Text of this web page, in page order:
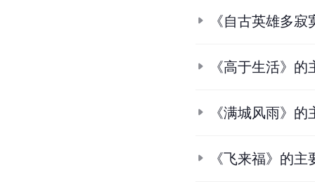
《自古英雄多
《高于生活》的
《满城风雨》的
《飞来福》的主